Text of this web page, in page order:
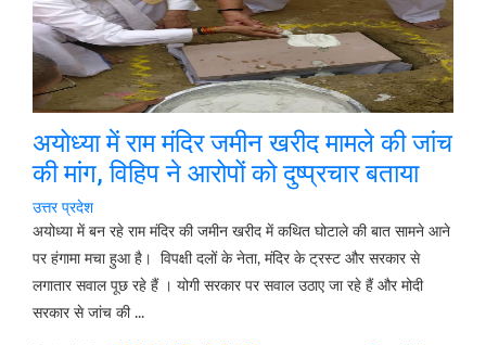
अयोध्या में राम मंदिर जमीन खरीद मामले की जांच
की मांग, विहिप ने आरोपों को दुष्प्रचार बताया
उत्तर प्रदेश
अयोध्या में बन रहे राम मंदिर की जमीन खरीद में कथित घोटाले की बात सामने आने
पर हंगामा मचा हुआ है। विपक्षी दलों के नेता, मंदिर के ट्रस्ट और सरकार से
लगातार सवाल पूछ रहे हैं । योगी सरकार पर सवाल उठाए जा रहे हैं और मोदी
सरकार से जांच की ...